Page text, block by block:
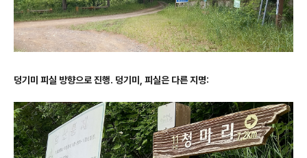
덩기미 피실 방향으로 진행. 덩기미, 피실은 다른 지명: